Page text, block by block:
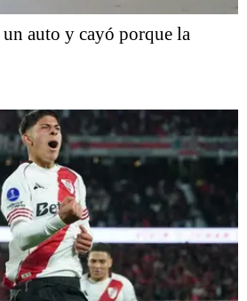
auto y cayó porque la